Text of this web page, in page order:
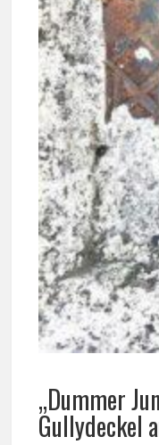
„Dummer
Gullydeckel